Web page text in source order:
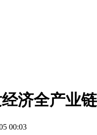
济全产业
00:03